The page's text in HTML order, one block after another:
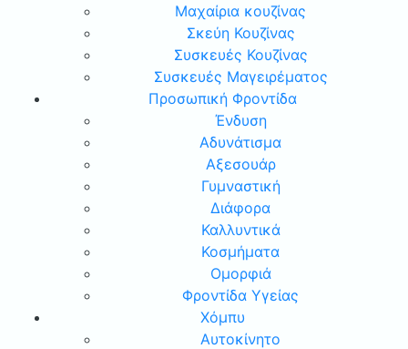
Μαχαίρια κουζίνας
Σκεύη Κουζίνας
Συσκευές Κουζίνας
Συσκευές Μαγειρέματος
Προσωπική Φροντίδα
Ένδυση
Αδυνάτισμα
Αξεσουάρ
Γυμναστική
Διάφορα
Καλλυντικά
Κοσμήματα
Ομορφιά
Φροντίδα Υγείας
Χόμπυ
Αυτοκίνητο